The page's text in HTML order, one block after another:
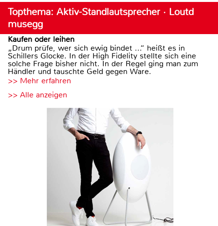
Topthema: Aktiv-Standlautsprecher · Loutd
musegg
Kaufen oder leihen
„Drum prüfe, wer sich ewig bindet ...“ heißt es in
Schillers Glocke. In der High Fidelity stellte sich eine
solche Frage bisher nicht. In der Regel ging man zum
Händler und tauschte Geld gegen Ware.
>> Mehr erfahren
>> Alle anzeigen